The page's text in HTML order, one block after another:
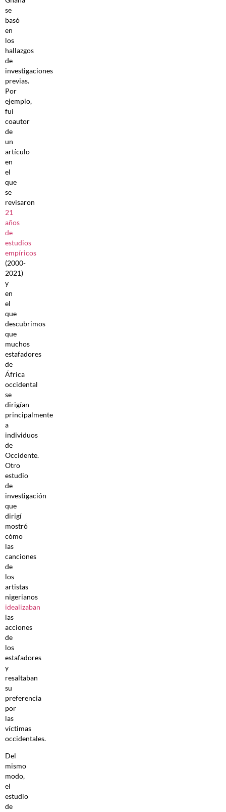
se
basó
en
los
hallazgos
de
investigaciones
previas.
Por
ejemplo,
fui
coautor
de
un
artículo
en
el
que
se
revisaron
21
años
de
estudios
empíricos
(2000-
2021)
y
en
el
que
descubrimos
que
muchos
estafadores
de
África
occidental
se
dirigían
principalmente
a
individuos
de
Occidente.
Otro
estudio
de
investigación
que
dirigí
mostró
cómo
las
canciones
de
los
artistas
nigerianos
idealizaban
las
acciones
de
los
estafadores
y
resaltaban
su
preferencia
por
las
víctimas
occidentales.
Del
mismo
modo,
el
estudio
de